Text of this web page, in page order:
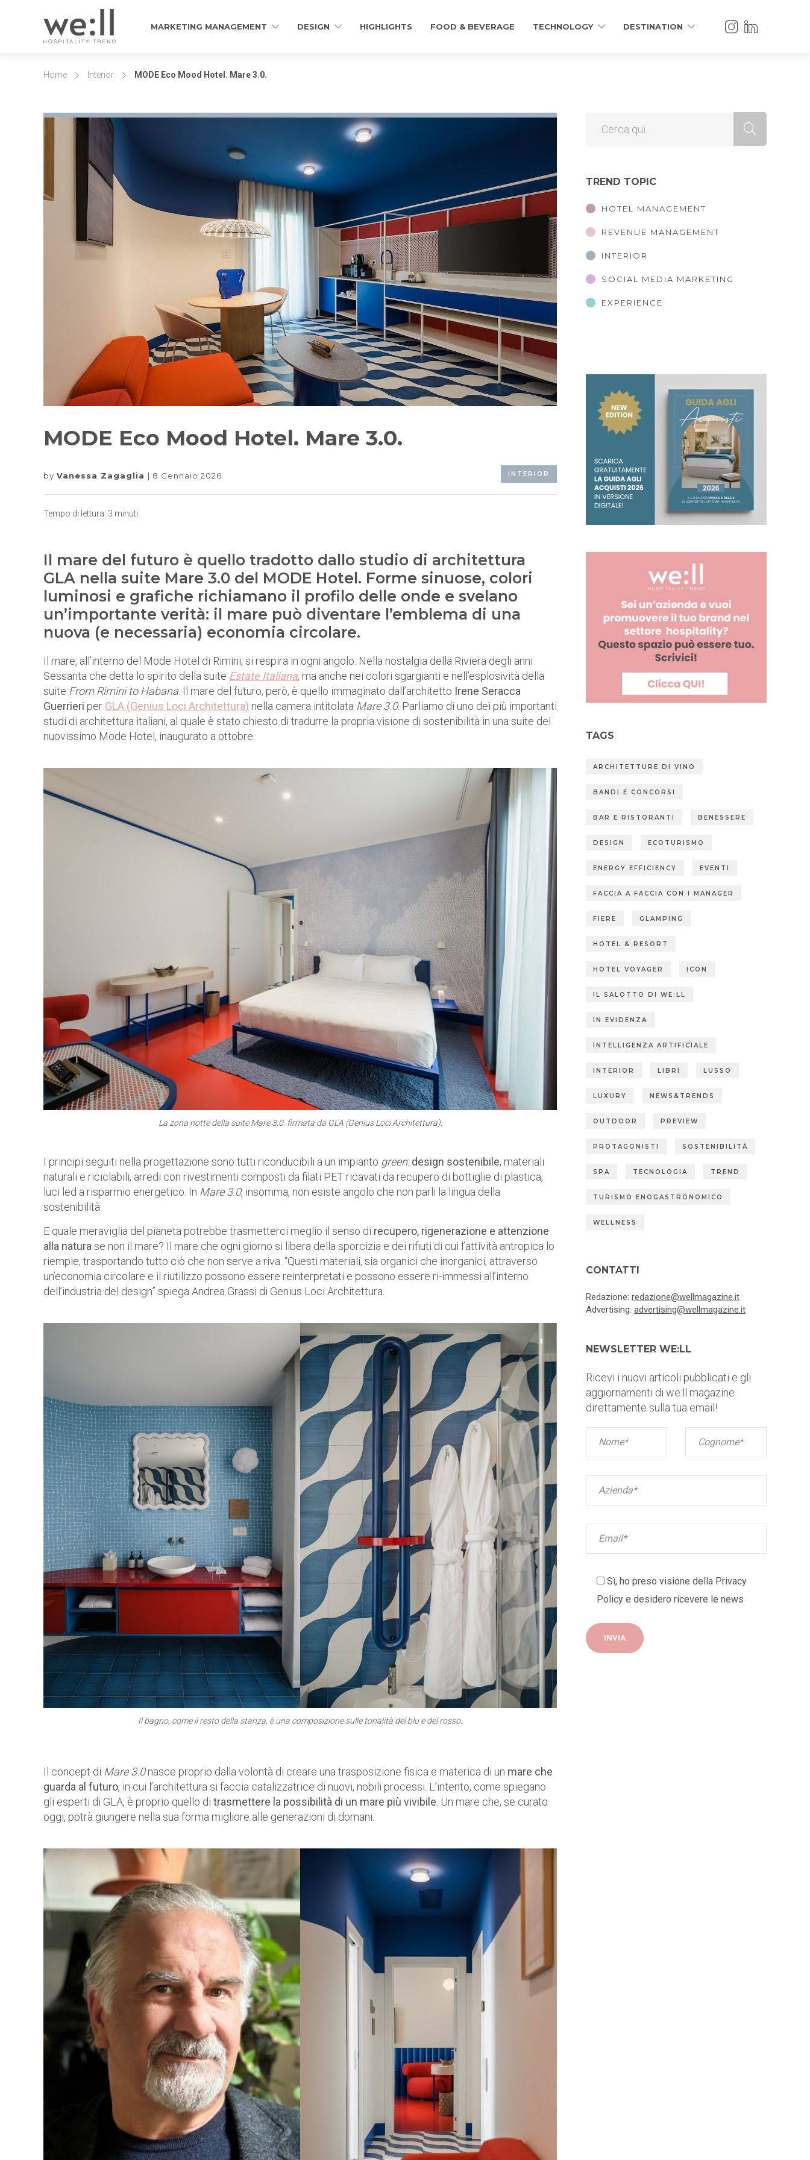
MARKETING MANAGEMENT DESIGN HIGHLIGHTS FOOD & BEVERAGE TECHNOLOGY DESTINATION
Home Interior MODE Eco Mood Hotel. Mare 3.0.
MODE Eco Mood Hotel. Mare 3.0.
by Vanessa Zagaglia 8 Gennaio 2026 INTERIOR
Tempo di lettura: 3 minuti.
Il mare del futuro è quello tradotto dallo studio di architettura
GLA nella suite Mare 3.0 del MODE Hotel. Forme sinuose, colori
luminosi e grafiche richiamano il profilo delle onde e svelano
un’importante verità: il mare può diventare l’emblema di una
nuova (e necessaria) economia circolare.
Il mare, all’interno del Mode Hotel di Rimini, si respira in ogni angolo. Nella nostalgia della Riviera degli anni
Sessanta che detta lo spirito della suite Estate Italiana, ma anche nei colori sgargianti e nell’esplosività della
suite From Rimini to Habana. Il mare del futuro, però, è quello immaginato dall’architetto Irene Seracca
Guerrieri per GLA (Genius Loci Architettura) nella camera intitolata Mare 3.0. Parliamo di uno dei più importanti
studi di architettura italiani, al quale è stato chiesto di tradurre la propria visione di sostenibilità in una suite del
nuovissimo Mode Hotel, inaugurato a ottobre.
La zona notte della suite Mare 3.0. firmata da GLA (Genius Loci Architettura).
I principi seguiti nella progettazione sono tutti riconducibili a un impianto green: design sostenibile, materiali
naturali e riciclabili, arredi con rivestimenti composti da filati PET ricavati da recupero di bottiglie di plastica,
luci led a risparmio energetico. In Mare 3.0, insomma, non esiste angolo che non parli la lingua della
sostenibilità.
E quale meraviglia del pianeta potrebbe trasmetterci meglio il senso di recupero, rigenerazione e attenzione
alla natura se non il mare? Il mare che ogni giorno si libera della sporcizia e dei rifiuti di cui l’attività antropica lo
riempie, trasportando tutto ciò che non serve a riva. “Questi materiali, sia organici che inorganici, attraverso
un’economia circolare e il riutilizzo possono essere reinterpretati e possono essere ri-immessi all’interno
dell’industria del design” spiega Andrea Grassi di Genius Loci Architettura.
Il bagno, come il resto della stanza, è una composizione sulle tonalità del blu e del rosso.
Il concept di Mare 3.0nasce proprio dalla volontà di creare una trasposizione fisica e materica di un mare che
guarda al futuro, in cui l’architettura si faccia catalizzatrice di nuovi, nobili processi. L’intento, come spiegano
gli esperti di GLA, è proprio quello di trasmettere la possibilità di un mare più vivibile. Un mare che, se curato
oggi, potrà giungere nella sua forma migliore alle generazioni di domani.
TREND TOPIC
HOTEL MANAGEMENT
REVENUE MANAGEMENT
INTERIOR
SOCIAL MEDIA MARKETING
EXPERIENCE
TAGS
ARCHITETTURE DI VINO
BANDI E CONCORSI
BAR E RISTORANTI BENESSERE
DESIGN ECOTURISMO
ENERGY EFFICIENCY EVENTI
FACCIA A FACCIA CON I MANAGER
FIERE GLAMPING
HOTEL & RESORT
HOTEL VOYAGER ICON
IL SALOTTO DI WE:LL
IN EVIDENZA
INTELLIGENZA ARTIFICIALE
INTERIOR LIBRI LUSSO
LUXURY NEWS&TRENDS
OUTDOOR PREVIEW
PROTAGONISTI SOSTENIBILITÀ
SPA TECNOLOGIA TREND
TURISMO ENOGASTRONOMICO
WELLNESS
CONTATTI
Redazione: redazione@wellmagazine.it
Advertising: advertising@wellmagazine.it
NEWSLETTER WE:LL
Ricevi i nuovi articoli pubblicati e gli
aggiornamenti di we:ll magazine
direttamente sulla tua email!
Sì, ho preso visione della Privacy
Policy e desidero ricevere le news